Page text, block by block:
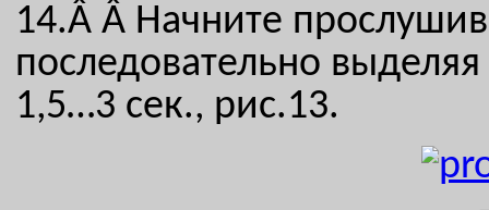
14.Â Â Начните
последовательно
1,5…3 сек., рис.13.